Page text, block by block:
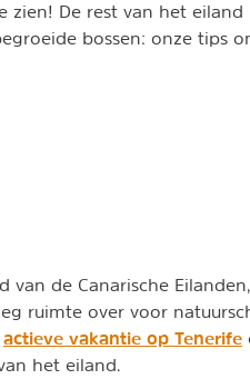
De rest van het eiland
bossen: onze tips
van de Canarische
ruimte over voor
actieve vakantie op Tenerife
het eiland.